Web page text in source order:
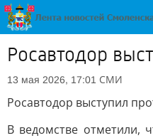
Росавтодор
13 мая 2026, 17:01 СМИ
Росавтодор выступил
В ведомстве отметили,